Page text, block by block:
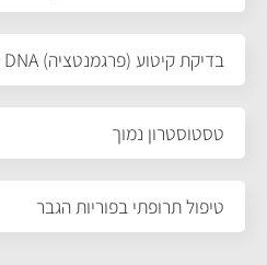
בדיקת קיטוע (פרגמנטציה) DNA בתאי זרע
טסטוסטרון נמוך
טיפול תרופתי בפוריות הגבר